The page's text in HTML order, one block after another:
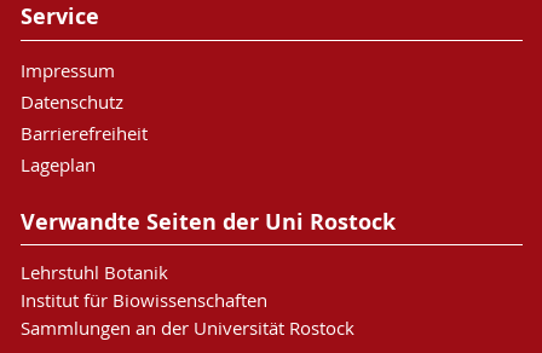
Service
Impressum
Datenschutz
Barrierefreiheit
Lageplan
Verwandte Seiten der Uni Rostock
Lehrstuhl Botanik
Institut für Biowissenschaften
Sammlungen an der Universität Rostock